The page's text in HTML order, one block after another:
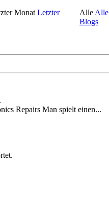
Monat Letzter
AlleAlle
Blogs
Repairs Man spielt einen...